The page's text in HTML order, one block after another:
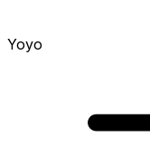
Yoyo